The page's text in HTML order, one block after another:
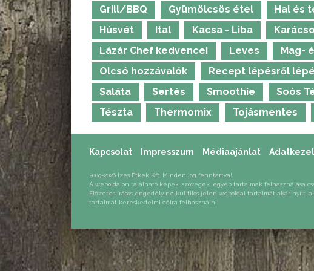
forrásból
Grill/BBQ
Gyümölcsös étel Hal és
Húsvét
Ital Kacsa - Liba
Lázár Chef kedvencei
Leves Mag-
Olcsó hozzávalók
Recept lépésről
Saláta
Sertés Smoothie Soós
Tészta
Thermomix Tojásmentes
Kapcsolat Impresszum Médiaajánlat
2009-2026 Ízes Étkek Kft. Minden jog fenntartva!
A weboldalon található képek, szövegek, egyéb tartalmak felhasználása
Előzetes írásos engedély nélkül tilos jelen weboldal tartalmát akár nyílt,
tartalmát kereskedelmi célra felhasználni.